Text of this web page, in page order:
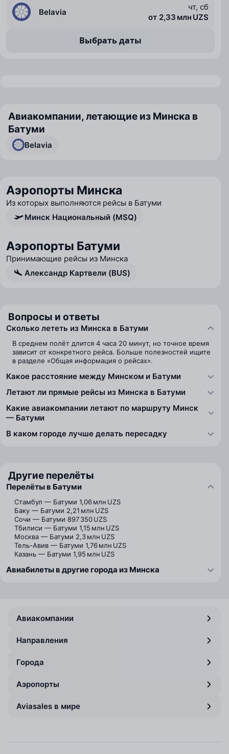
Belavia
чт, сб
от 2,33 млн UZS
Выбрать даты
Авиакомпании, летающие из Минска в
Батуми
Belavia
Аэропорты Минска
Из которых выполняются рейсы в Батуми
Минск Национальный (MSQ)
Аэропорты Батуми
Принимающие рейсы из Минска
Александр Картвели (BUS)
Вопросы и ответы
Сколько лететь из Минска в Батуми
В среднем полёт длится 4 часа 20 минут, но точное время
зависит от конкретного рейса. Больше полезностей ищите
в разделе «Общая информация о рейсах».
Какое расстояние между Минском и Батуми
Летают ли прямые рейсы из Минска в Батуми
Какие авиакомпании летают по маршруту Минск
— Батуми
В каком городе лучше делать пересадку
Другие перелёты
Перелёты в Батуми
Стамбул — Батуми 1,06 млн UZS
Баку — Батуми 2,21 млн UZS
Сочи — Батуми 897 350 UZS
Тбилиси — Батуми 1,15 млн UZS
Москва — Батуми 2,3 млн UZS
Тель-Авив — Батуми 1,76 млн UZS
Казань — Батуми 1,95 млн UZS
Авиабилеты в другие города из Минска
Авиакомпании
Направления
Города
Аэропорты
Aviasales в мире